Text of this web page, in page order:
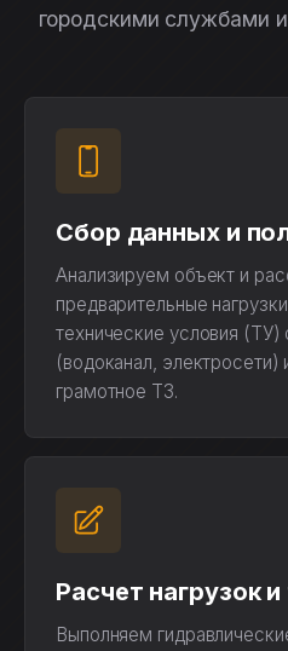
городскими службами
Сбор данных и
Анализируем объект и
предварительные
технические условия (ТУ)
(водоканал, электросети)
грамотное ТЗ.
Расчет нагрузок
Выполняем